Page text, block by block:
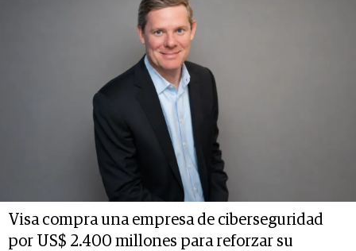
Visa compra una empresa de ciberseguridad
por US$ 2.400 millones para reforzar su